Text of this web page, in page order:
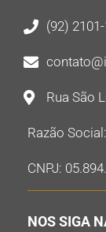
(92)
Rua São
Razão
CNPJ:
NOS SIGA